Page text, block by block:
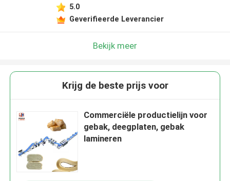
5.0
Geverifieerde Leverancier
Bekijk meer
Krijg de beste prijs voor
Commerciële productielijn voor
gebak, deegplaten, gebak
lamineren